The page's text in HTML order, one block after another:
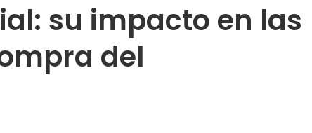
su impacto en las
del